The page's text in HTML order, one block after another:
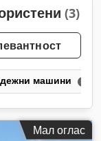
(3)
машини
Мал оглас